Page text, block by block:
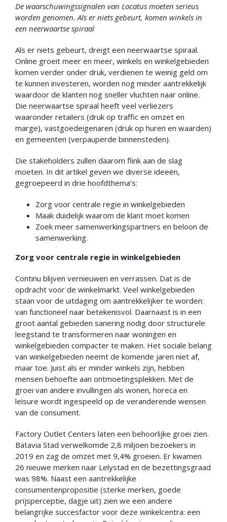
De waarschuwingssignalen van Locatus moeten serieus
worden genomen. Als er niets gebeurt, komen winkels in
een neerwaartse spiraal
Als er niets gebeurt, dreigt een neerwaartse spiraal.
Online groeit meer en meer, winkels en winkelgebieden
komen verder onder druk, verdienen te weinig geld om
te kunnen investeren, worden nog minder aantrekkelijk
waardoor de klanten nog sneller vluchten naar online.
Die neerwaartse spiraal heeft veel verliezers
waaronder retailers (druk op traffic en omzet en
marge), vastgoedeigenaren (druk op huren en waarden)
en gemeenten (verpauperde binnensteden).
Die stakeholders zullen daarom flink aan de slag
moeten. In dit artikel geven we diverse ideeën,
gegroepeerd in drie hoofdthema’s:
Zorg voor centrale regie in winkelgebieden
Maak duidelijk waarom de klant moet komen
Zoek meer samenwerkingspartners en beloon de
samenwerking.
Zorg voor centrale regie in winkelgebieden
Continu blijven vernieuwen en verrassen. Dat is de
opdracht voor de winkelmarkt. Veel winkelgebieden
staan voor de uitdaging om aantrekkelijker te worden:
van functioneel naar betekenisvol. Daarnaast is in een
groot aantal gebieden sanering nodig door structurele
leegstand te transformeren naar woningen en
winkelgebieden compacter te maken. Het sociale belang
van winkelgebieden neemt de komende jaren niet af,
maar toe. Juist als er minder winkels zijn, hebben
mensen behoefte aan ontmoetingsplekken. Met de
groei van andere invullingen als wonen, horeca en
leisure wordt ingespeeld op de veranderende wensen
van de consument.
Factory Outlet Centers laten een behoorlijke groei zien.
Batavia Stad verwelkomde 2,8 miljoen bezoekers in
2019 en zag de omzet met 9,4% groeien. Er kwamen
26 nieuwe merken naar Lelystad en de bezettingsgraad
was 98%. Naast een aantrekkelijke
consumentenpropositie (sterke merken, goede
prijsperceptie, dagje uit) zien we een andere
belangrijke succesfactor voor deze winkelcentra: een